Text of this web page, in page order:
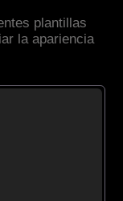
plantillas
la apariencia